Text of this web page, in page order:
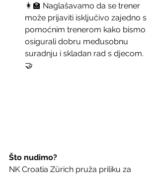
👩‍🏫 Naglašavamo da se trener
može prijaviti isključivo zajedno s
pomoćnim trenerom kako bismo
osigurali dobru međusobnu
suradnju i skladan rad s djecom.
🤝
Što nudimo?
NK Croatia Zürich pruža priliku za